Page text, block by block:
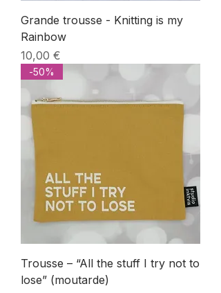
Grande trousse - Knitting is my
Rainbow
Prix
10,00 €
-50%
Trousse – “All the stuff I try not to
lose” (moutarde)